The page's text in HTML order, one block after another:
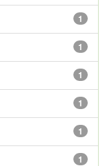
1
1
1
1
1
1